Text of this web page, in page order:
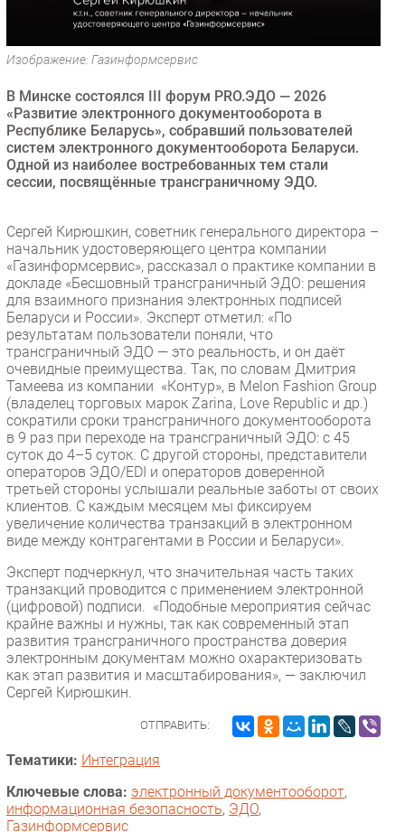
Безопасность
Инновации
Гаджеты
Здоровье
РАЗДЕЛЫ
Аналитика
Интервью
Мероприятия
Проекты
IT класс
Тестовый стенд
Каталог компаний
Изображение: Газинформсервис
В Минске состоялся III форум PRO.ЭДО — 2026
«Развитие электронного документооборота в
Республике Беларусь», собравший пользователей
систем электронного документооборота Беларуси.
Одной из наиболее востребованных тем стали
сессии, посвящённые трансграничному ЭДО.
Сергей Кирюшкин, советник генерального директора –
начальник удостоверяющего центра компании
«Газинформсервис», рассказал о практике компании в
докладе «Бесшовный трансграничный ЭДО: решения
для взаимного признания электронных подписей
Беларуси и России». Эксперт отметил: «По
результатам пользователи поняли, что
трансграничный ЭДО — это реальность, и он даёт
очевидные преимущества. Так, по словам Дмитрия
Тамеева из компании «Контур», в Melon Fashion Group
(владелец торговых марок Zarina, Love Republic и др.)
сократили сроки трансграничного документооборота
в 9 раз при переходе на трансграничный ЭДО: с 45
суток до 4–5 суток. С другой стороны, представители
операторов ЭДО/EDI и операторов доверенной
третьей стороны услышали реальные заботы от своих
клиентов. С каждым месяцем мы фиксируем
увеличение количества транзакций в электронном
виде между контрагентами в России и Беларуси».
Эксперт подчеркнул, что значительная часть таких
транзакций проводится с применением электронной
(цифровой) подписи. «Подобные мероприятия сейчас
крайне важны и нужны, так как современный этап
развития трансграничного пространства доверия
электронным документам можно охарактеризовать
как этап развития и масштабирования», — заключил
Сергей Кирюшкин.
ОТПРАВИТЬ:
Тематики: Интеграция
Ключевые слова: электронный документооборот,
информационная безопасность, ЭДО,
Газинформсервис